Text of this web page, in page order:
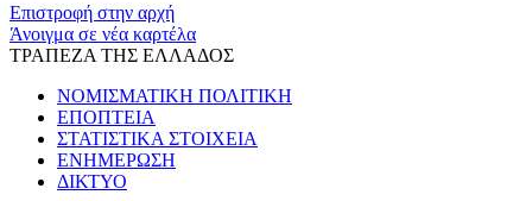
Επιστροφή στην αρχή
Άνοιγμα σε νέα καρτέλα
ΤΡΑΠΕΖΑ ΤΗΣ ΕΛΛΑΔΟΣ
ΝΟΜΙΣΜΑΤΙΚΗ ΠΟΛΙΤΙΚΗ
ΕΠΟΠΤΕΙΑ
ΣΤΑΤΙΣΤΙΚΑ ΣΤΟΙΧΕΙΑ
ΕΝΗΜΕΡΩΣΗ
ΔΙΚΤΥΟ